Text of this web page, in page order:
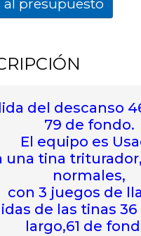
presupuesto
del descanso
79 de fondo.
El equipo es
una tina
normales,
con 3 juegos de
de las tinas 36
largo,61 de